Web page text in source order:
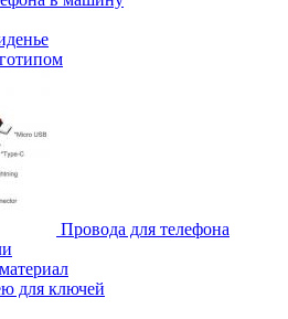
Провода для телефона
для ключей